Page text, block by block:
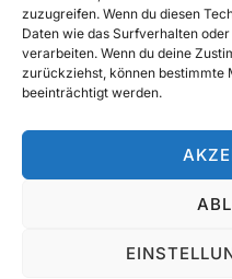
zuzugreifen. Wenn du diesen
Daten wie das Surfverhalten
verarbeiten. Wenn du deine
zurückziehst, können bestimmte
beeinträchtigt werden.
TOP-PARTNER
Copyright © 2026